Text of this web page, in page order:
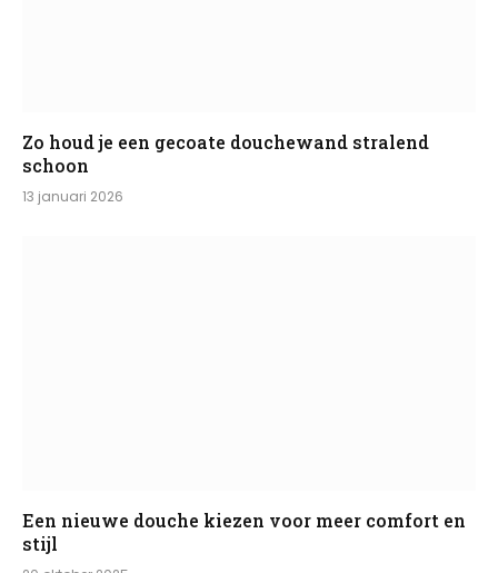
Zo houd je een gecoate douchewand stralend
schoon
13 januari 2026
Een nieuwe douche kiezen voor meer comfort en
stijl